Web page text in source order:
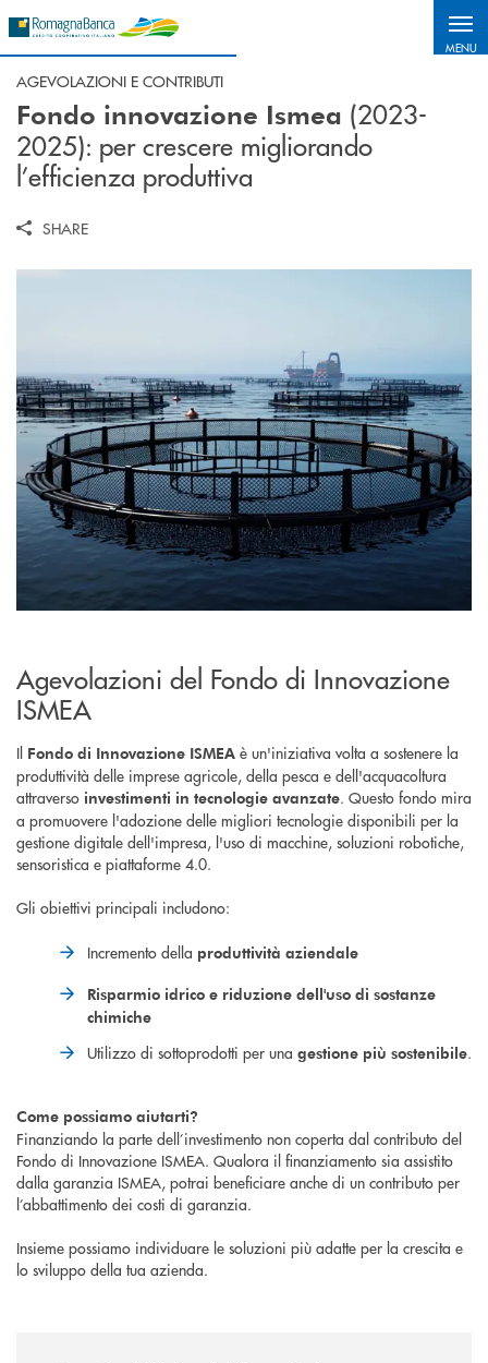
MENU
AGEVOLAZIONI E CONTRIBUTI
Fondo innovazione Ismea (2023-
2025): per crescere migliorando
l’efficienza produttiva
SHARE
Agevolazioni del Fondo di Innovazione
ISMEA
Il Fondo di Innovazione ISMEA è un'iniziativa volta a sostenere la
produttività delle imprese agricole, della pesca e dell'acquacoltura
attraverso investimenti in tecnologie avanzate. Questo fondo mira
a promuovere l'adozione delle migliori tecnologie disponibili per la
gestione digitale dell'impresa, l'uso di macchine, soluzioni robotiche,
sensoristica e piattaforme 4.0.
Gli obiettivi principali includono:
Incremento della produttività aziendale
Risparmio idrico e riduzione dell'uso di sostanze
chimiche
Utilizzo di sottoprodotti per una gestione più sostenibile.
Come possiamo aiutarti?
Finanziando la parte dell’investimento non coperta dal contributo del
Fondo di Innovazione ISMEA. Qualora il finanziamento sia assistito
dalla garanzia ISMEA, potrai beneficiare anche di un contributo per
l’abbattimento dei costi di garanzia.
Insieme possiamo individuare le soluzioni più adatte per la crescita e
lo sviluppo della tua azienda.